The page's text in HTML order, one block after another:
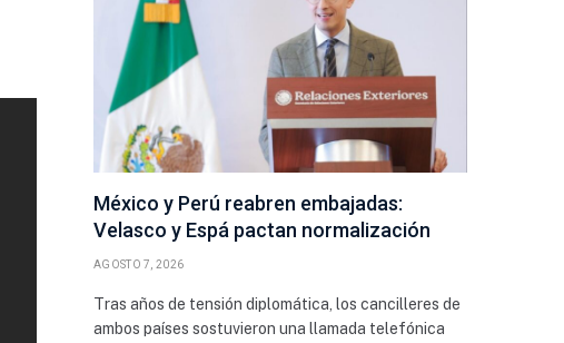
México y Perú reabren embajadas:
Velasco y Espá pactan normalización
AGOSTO 7, 2026
Tras años de tensión diplomática, los cancilleres de
ambos países sostuvieron una llamada telefónica